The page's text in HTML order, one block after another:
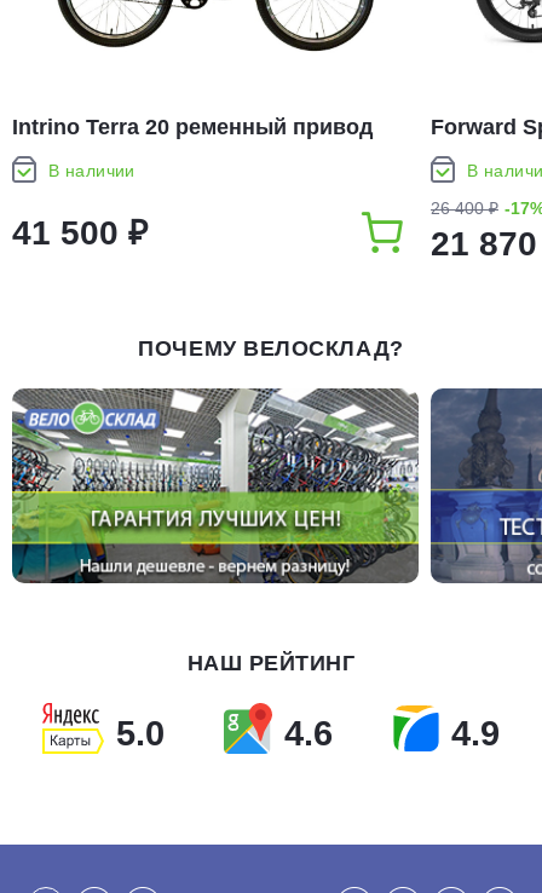
Intrino Terra 20 ременный привод
(2026)
В наличии
41 500 ₽
Forward
В
26 400 ₽ -
21
ПОЧЕМУ ВЕЛОСКЛАД?
НАШ РЕЙТИНГ
5.0 4.6 4.9